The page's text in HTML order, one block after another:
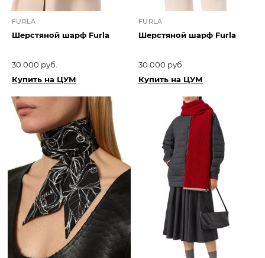
FURLA
Шерстяной шарф Furla
30 000 руб.
Купить на ЦУМ
FURLA
Шерстяной шарф Furla
30 000 руб.
Купить на ЦУМ